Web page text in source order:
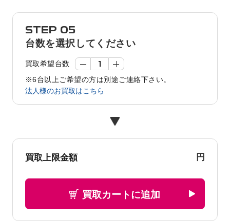
STEP 05
台数を選択してください
買取希望台数
※6台以上ご希望の方は別途ご連絡下さい。
法人様のお買取はこちら
買取上限金額 円
買取カートに追加